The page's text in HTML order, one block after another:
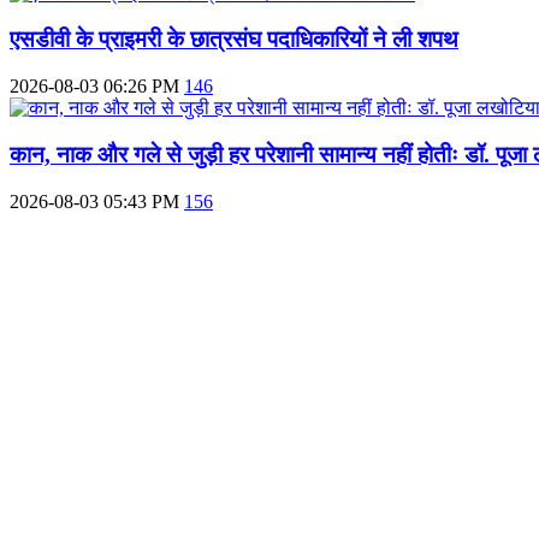
एसडीवी के प्राइमरी के छात्रसंघ पदाधिकारियों ने ली शपथ
2026-08-03 06:26 PM 146
कान, नाक और गले से जुड़ी हर परेशानी सामान्य नहीं होतीः डॉ. पूजा
2026-08-03 05:43 PM 156